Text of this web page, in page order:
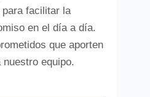
para facilitar la
en el día a día.
que aporten
equipo.